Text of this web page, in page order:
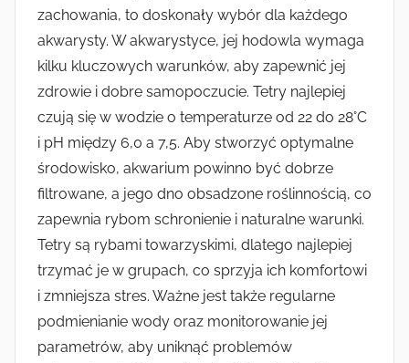
zachowania, to doskonały wybór dla każdego
akwarysty. W akwarystyce, jej hodowla wymaga
kilku kluczowych warunków, aby zapewnić jej
zdrowie i dobre samopoczucie. Tetry najlepiej
czują się w wodzie o temperaturze od 22 do 28°C
i pH między 6,0 a 7,5. Aby stworzyć optymalne
środowisko, akwarium powinno być dobrze
filtrowane, a jego dno obsadzone roślinnością, co
zapewnia rybom schronienie i naturalne warunki.
Tetry są rybami towarzyskimi, dlatego najlepiej
trzymać je w grupach, co sprzyja ich komfortowi
i zmniejsza stres. Ważne jest także regularne
podmienianie wody oraz monitorowanie jej
parametrów, aby uniknąć problemów